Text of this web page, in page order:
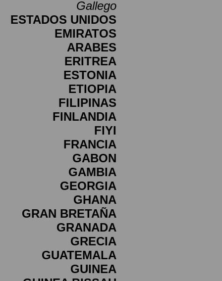
Gallego
ESTADOS UNIDOS
EMIRATOS
ARABES
ERITREA
ESTONIA
ETIOPIA
FILIPINAS
FINLANDIA
FIYI
FRANCIA
GABON
GAMBIA
GEORGIA
GHANA
GRAN BRETAÑA
GRANADA
GRECIA
GUATEMALA
GUINEA